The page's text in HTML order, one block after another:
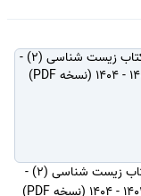
دانلود کتاب زیست شناسی (2) -